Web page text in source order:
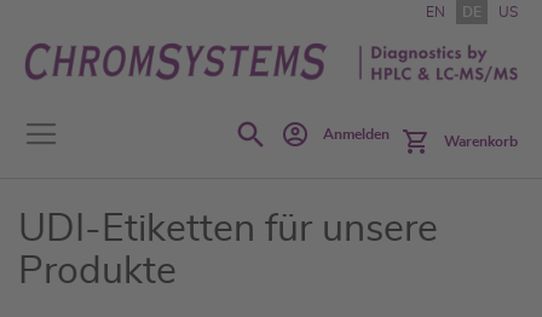
Inhalt
springen
EN DE US
SearchAnmelden Warenkorb
UDI-Etiketten für unsere
Produkte